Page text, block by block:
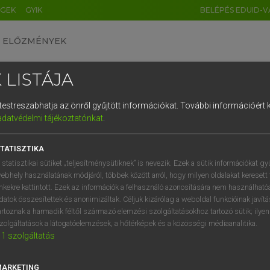
GYIK BELÉPÉS EDUID-
ELŐZMÉNYEK
műszaki szótár
VAN ELŐFIZETÉSED?
megtekintéséhez.
LISTÁJA
az önről gyűjtött információkat. További információért
tájékoztatónkat.
statisztikai sütiket „teljesítménysütiknek” is nevezik. Ezek a sütik információkat
használatának módjáról, többek között arról, hogy milyen oldalakat keresett
kattintott. Ezek az információk a felhasználó azonosítására nem
összesítettek és anonimizáltak. Céljuk kizárólag a weboldal funkcióinak
a harmadik féltől származó elemzési szolgáltatásokhoz tartozó sütik;
a látogatóelemzések, a hőtérképek és a közösségi médiaanalitika.
1 szolgáltatás
DE CN FR ES IT NL
1 2 3 4 5 6 7 8 9
q w e r t z u i
a s d f g h j k l é
í y x c v b n m , .